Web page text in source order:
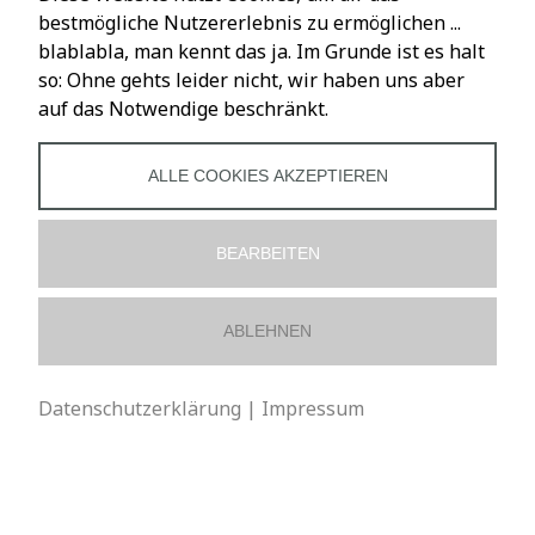
LADENÖFFNUNGSZEITEN
bestmögliche Nutzererlebnis zu ermöglichen ...
blablabla, man kennt das ja. Im Grunde ist es halt
so: Ohne gehts leider nicht, wir haben uns aber
auf das Notwendige beschränkt.
ALLE COOKIES AKZEPTIEREN
BEARBEITEN
ABLEHNEN
Datenschutzerklärung | Impressum